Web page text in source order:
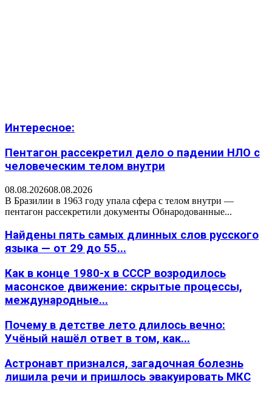
Интересное:
Пентагон рассекретил дело о падении НЛО с
человеческим телом внутри
08.08.202608.08.2026
В Бразилии в 1963 году упала сфера с телом внутри —
пентагон рассекретили документы Обнародованные...
Найдены пять самых длинных слов русского
языка — от 29 до 55...
Как в конце 1980-х в СССР возродилось
масонское движение: скрытые процессы,
международные...
Почему в детстве лето длилось вечно:
Учёный нашёл ответ в том, как...
Астронавт признался, загадочная болезнь
лишила речи и пришлось эвакуировать МКС